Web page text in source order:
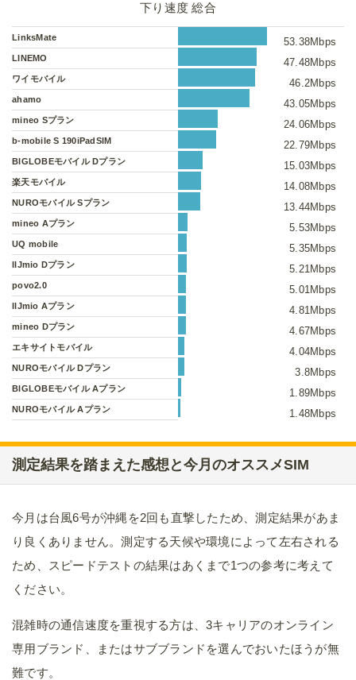
下り速度 総合
LinksMate 53.38Mbps
LINEMO 47.48Mbps
ワイモバイル 46.2Mbps
ahamo 43.05Mbps
mineo Sプラン 24.06Mbps
b-mobile S 190iPadSIM 22.79Mbps
BIGLOBEモバイル Dプラン 15.03Mbps
楽天モバイル 14.08Mbps
NUROモバイル Sプラン 13.44Mbps
mineo Aプラン 5.53Mbps
UQ mobile 5.35Mbps
IIJmio Dプラン 5.21Mbps
povo2.0 5.01Mbps
IIJmio Aプラン 4.81Mbps
mineo Dプラン 4.67Mbps
エキサイトモバイル 4.04Mbps
NUROモバイル Dプラン 3.8Mbps
BIGLOBEモバイル Aプラン 1.89Mbps
NUROモバイル Aプラン 1.48Mbps
測定結果を踏まえた感想と今月のオススメSIM
今月は台風6号が沖縄を2回も直撃したため、測定結果があま
り良くありません。測定する天候や環境によって左右される
ため、スピードテストの結果はあくまで1つの参考に考えて
ください。
混雑時の通信速度を重視する方は、3キャリアのオンライン
専用ブランド、またはサブブランドを選んでおいたほうが無
難です。